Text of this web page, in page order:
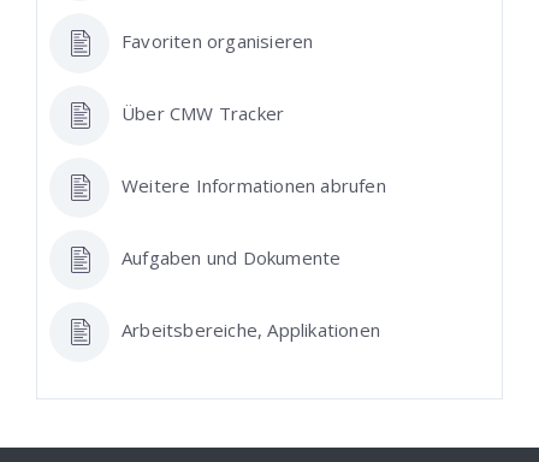
Favoriten organisieren
Über CMW Tracker
Weitere Informationen abrufen
Aufgaben und Dokumente
Arbeitsbereiche, Applikationen